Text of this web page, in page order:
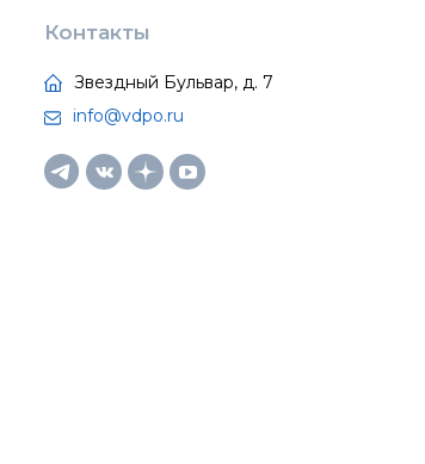
Контакты
Звездный Бульвар, д. 7
info@vdpo.ru